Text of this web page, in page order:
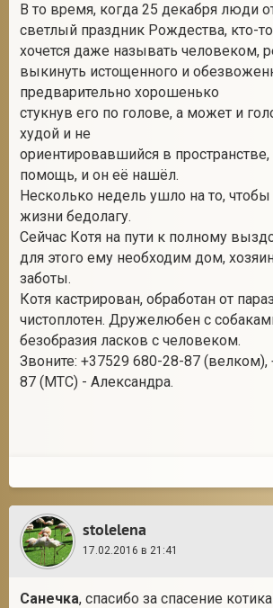
В то время, когда 25 декабря люди
светлый праздник Рождества, кто-
хочется даже называть человеком,
выкинуть истощенного и
предварительно хорошенько
стукнув его по голове, а может и
худой и не
ориентировавшийся в пространстве,
помощь, и он её нашёл.
Несколько недель ушло на то, чтобы
жизни бедолагу.
Сейчас Котя на пути к полному
для этого ему необходим дом,
заботы.
Котя кастрирован, обработан от
чистоплотен. Дружелюбен с
безобразия ласков с человеком.
Звоните: +37529 680-28-87 (велком),
87 (МТС) - Александра.
stolelena
17.02.2016 в 21:41
Санечка, спасибо за спасение